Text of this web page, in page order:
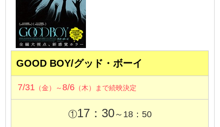
GOOD BOY/グッド・ボーイ
7/31 （金）～8/6 （木）まで続映決定
①17：30～18：50